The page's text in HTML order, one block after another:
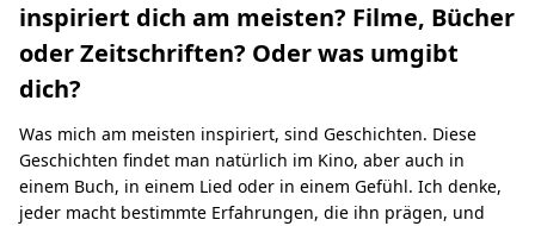
inspiriert dich am meisten? Filme, Bücher
oder Zeitschriften? Oder was umgibt
dich?
Was mich am meisten inspiriert, sind Geschichten. Diese
Geschichten findet man natürlich im Kino, aber auch in
einem Buch, in einem Lied oder in einem Gefühl. Ich denke,
jeder macht bestimmte Erfahrungen, die ihn prägen, und